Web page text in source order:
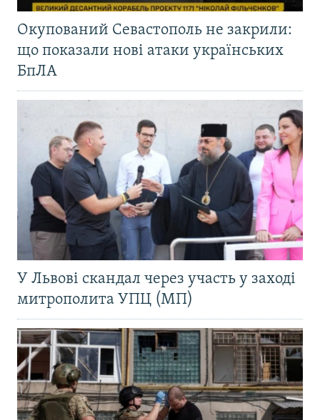
Окупований Севастополь не закрили:
що показали нові атаки українських
БпЛА
У Львові скандал через участь у заході
митрополита УПЦ (МП)